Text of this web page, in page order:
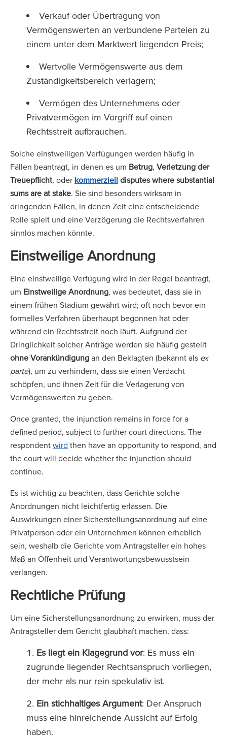
Verkauf oder Übertragung von
Vermögenswerten an verbundene Parteien zu
einem unter dem Marktwert liegenden Preis;
Wertvolle Vermögenswerte aus dem
Zuständigkeitsbereich verlagern;
Vermögen des Unternehmens oder
Privatvermögen im Vorgriff auf einen
Rechtsstreit aufbrauchen.
Solche einstweiligen Verfügungen werden häufig in
Fällen beantragt, in denen es um Betrug, Verletzung der
Treuepflicht, oder kommerziell disputes where substantial
sums are at stake. Sie sind besonders wirksam in
dringenden Fällen, in denen Zeit eine entscheidende
Rolle spielt und eine Verzögerung die Rechtsverfahren
sinnlos machen könnte.
Einstweilige Anordnung
Eine einstweilige Verfügung wird in der Regel beantragt,
um Einstweilige Anordnung, was bedeutet, dass sie in
einem frühen Stadium gewährt wird; oft noch bevor ein
formelles Verfahren überhaupt begonnen hat oder
während ein Rechtsstreit noch läuft. Aufgrund der
Dringlichkeit solcher Anträge werden sie häufig gestellt
ohne Vorankündigungan den Beklagten (bekannt als ex
parte), um zu verhindern, dass sie einen Verdacht
schöpfen, und ihnen Zeit für die Verlagerung von
Vermögenswerten zu geben.
Once granted, the injunction remains in force for a
defined period, subject to further court directions. The
respondentwird then have an opportunity to respond, and
the court will decide whether the injunction should
continue.
Es ist wichtig zu beachten, dass Gerichte solche
Anordnungen nicht leichtfertig erlassen. Die
Auswirkungen einer Sicherstellungsanordnung auf eine
Privatperson oder ein Unternehmen können erheblich
sein, weshalb die Gerichte vom Antragsteller ein hohes
Maß an Offenheit und Verantwortungsbewusstsein
verlangen.
Rechtliche Prüfung
Um eine Sicherstellungsanordnung zu erwirken, muss der
Antragsteller dem Gericht glaubhaft machen, dass:
Es liegt ein Klagegrund vor: Es muss ein
zugrunde liegender Rechtsanspruch vorliegen,
der mehr als nur rein spekulativ ist.
Ein stichhaltiges Argument: Der Anspruch
muss eine hinreichende Aussicht auf Erfolg
haben.